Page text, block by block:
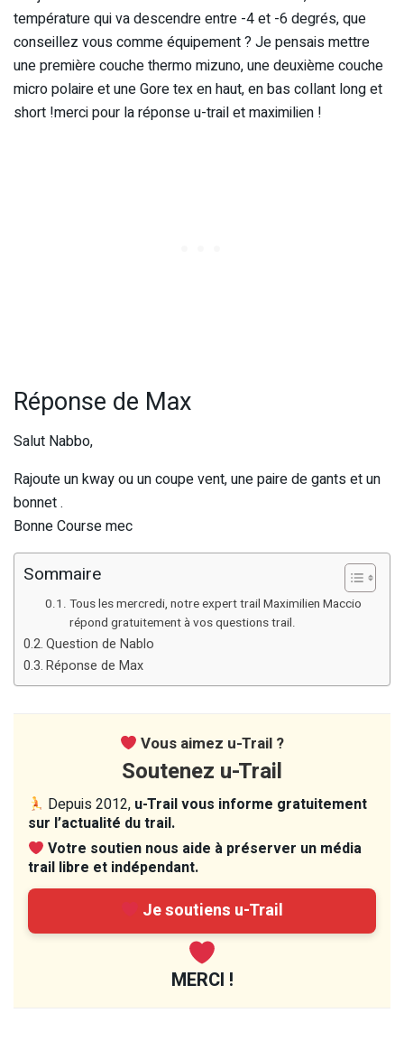
température qui va descendre entre -4 et -6 degrés, que
conseillez vous comme équipement ? Je pensais mettre
une première couche thermo mizuno, une deuxième couche
micro polaire et une Gore tex en haut, en bas collant long et
short !merci pour la réponse u-trail et maximilien !
Réponse de Max
Salut Nabbo,
Rajoute un kway ou un coupe vent, une paire de gants et un
bonnet .
Bonne Course mec
Sommaire
Tous les mercredi, notre expert trail Maximilien Maccio
répond gratuitement à vos questions trail.
Question de Nablo
Réponse de Max
Vous aimez u-Trail ?
Soutenez u-Trail
Depuis 2012, u-Trail vous informe gratuitement
sur l’actualité du trail.
Votre soutien nous aide à préserver un média
trail libre et indépendant.
Je soutiens u-Trail
MERCI !